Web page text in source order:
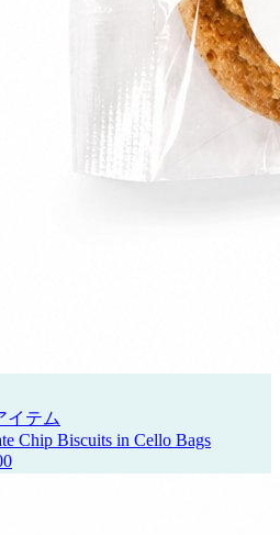
イテム
Chip Biscuits in Cello Bags